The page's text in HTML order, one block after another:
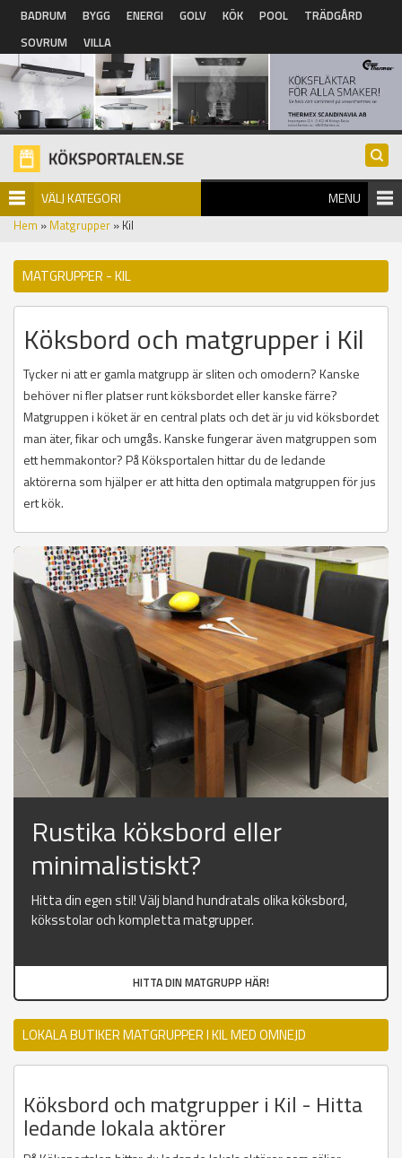
Hoppa till huvudinnehåll
BADRUM BYGG ENERGI GOLV KÖK POOL
TRÄDGÅRD
SOVRUM
VILLA
VÄLJ KATEGORI MENU
Hem » Matgrupper » Kil
MATGRUPPER - KIL
Köksbord och matgrupper i Kil
Tycker ni att er gamla matgrupp är sliten och omodern? Kanske
behöver ni fler platser runt köksbordet eller kanske färre?
Matgruppen i köket är en central plats och det är ju vid köksbordet
man äter, fikar och umgås. Kanske fungerar även matgruppen som
ett hemmakontor? På Köksportalen hittar du de ledande
aktörerna som hjälper er att hitta den optimala matgruppen för jus
ert kök.
Rustika köksbord eller
minimalistiskt?
Hitta din egen stil! Välj bland hundratals olika köksbord,
köksstolar och kompletta matgrupper.
HITTA DIN MATGRUPP HÄR!
LOKALA BUTIKER MATGRUPPER I KIL MED OMNEJD
Köksbord och matgrupper i Kil - Hitta
ledande lokala aktörer